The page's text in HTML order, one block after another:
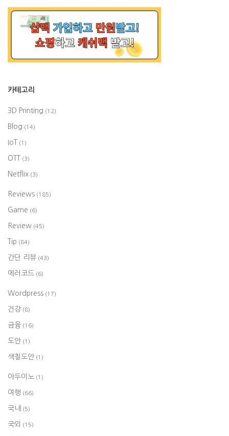
카테고리
3D Printing (12)
Blog (14)
IoT (1)
OTT (3)
Netflix (3)
Reviews (185)
Game (6)
Review (45)
Tip (84)
간단 리뷰 (43)
에러코드 (6)
Wordpress (17)
건강 (8)
금융 (16)
도안 (1)
색칠도안 (1)
아두이노 (1)
여행 (66)
국내 (5)
국외 (15)